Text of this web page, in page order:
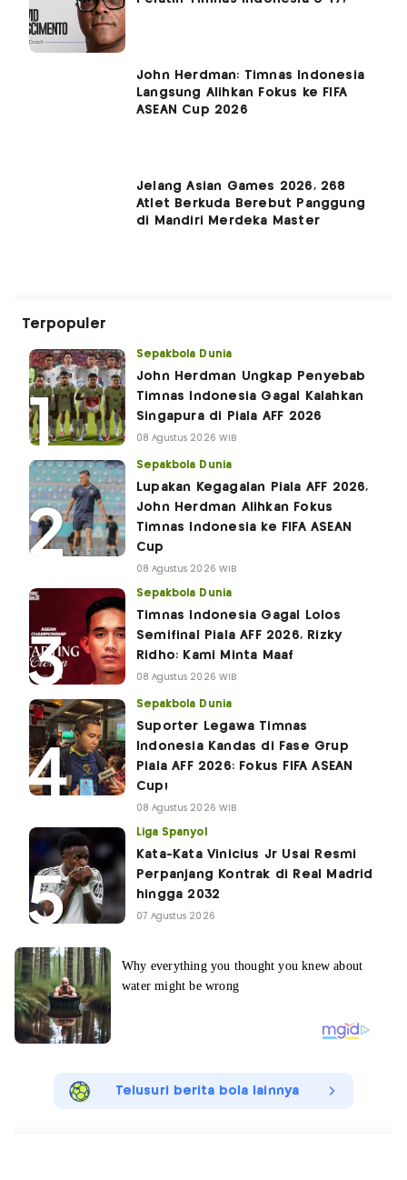
John Herdman: Timnas Indonesia
Langsung Alihkan Fokus ke FIFA
ASEAN Cup 2026
Jelang Asian Games 2026, 268
Atlet Berkuda Berebut Panggung
di Mandiri Merdeka Master
Terpopuler
Sepakbola Dunia
John Herdman Ungkap Penyebab
Timnas Indonesia Gagal Kalahkan
Singapura di Piala AFF 2026
08 Agustus 2026 WIB
Sepakbola Dunia
Lupakan Kegagalan Piala AFF 2026,
John Herdman Alihkan Fokus
Timnas Indonesia ke FIFA ASEAN
Cup
08 Agustus 2026 WIB
Sepakbola Dunia
Timnas Indonesia Gagal Lolos
Semifinal Piala AFF 2026, Rizky
Ridho: Kami Minta Maaf
08 Agustus 2026 WIB
Sepakbola Dunia
Suporter Legawa Timnas
Indonesia Kandas di Fase Grup
Piala AFF 2026: Fokus FIFA ASEAN
Cup!
08 Agustus 2026 WIB
Liga Spanyol
Kata-Kata Vinicius Jr Usai Resmi
Perpanjang Kontrak di Real Madrid
hingga 2032
07 Agustus 2026
Telusuri berita bola lainnya